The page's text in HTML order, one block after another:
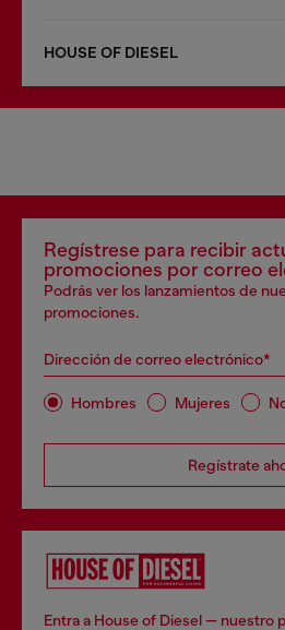
HOUSE OF DIESEL
Regístrese para recibir
promociones por correo
Podrás ver los lanzamientos de
promociones.
Dirección de correo electrónico*
Hombres Mujeres
Regístrate
Entra a House of Diesel — nuestro